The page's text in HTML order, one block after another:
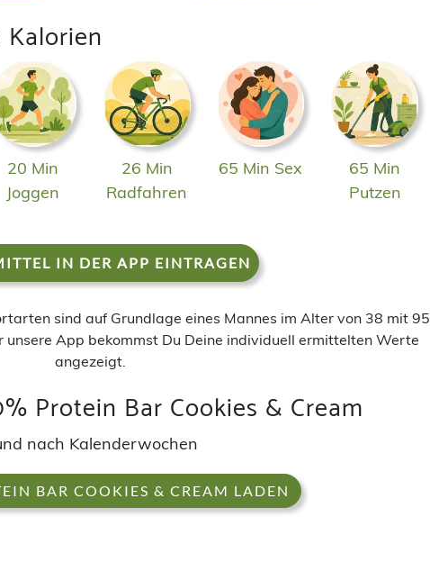
Kalorien
20 Min
Joggen
26 Min
Radfahren
65 Min Sex
65 Min
Putzen
IN DER APP EINTRAGEN
sind auf Grundlage eines Mannes im Alter von 38 mit 95
App bekommst Du Deine individuell ermittelten Werte
angezeigt.
Protein Bar Cookies & Cream
nach Kalenderwochen
BAR COOKIES & CREAM LADEN